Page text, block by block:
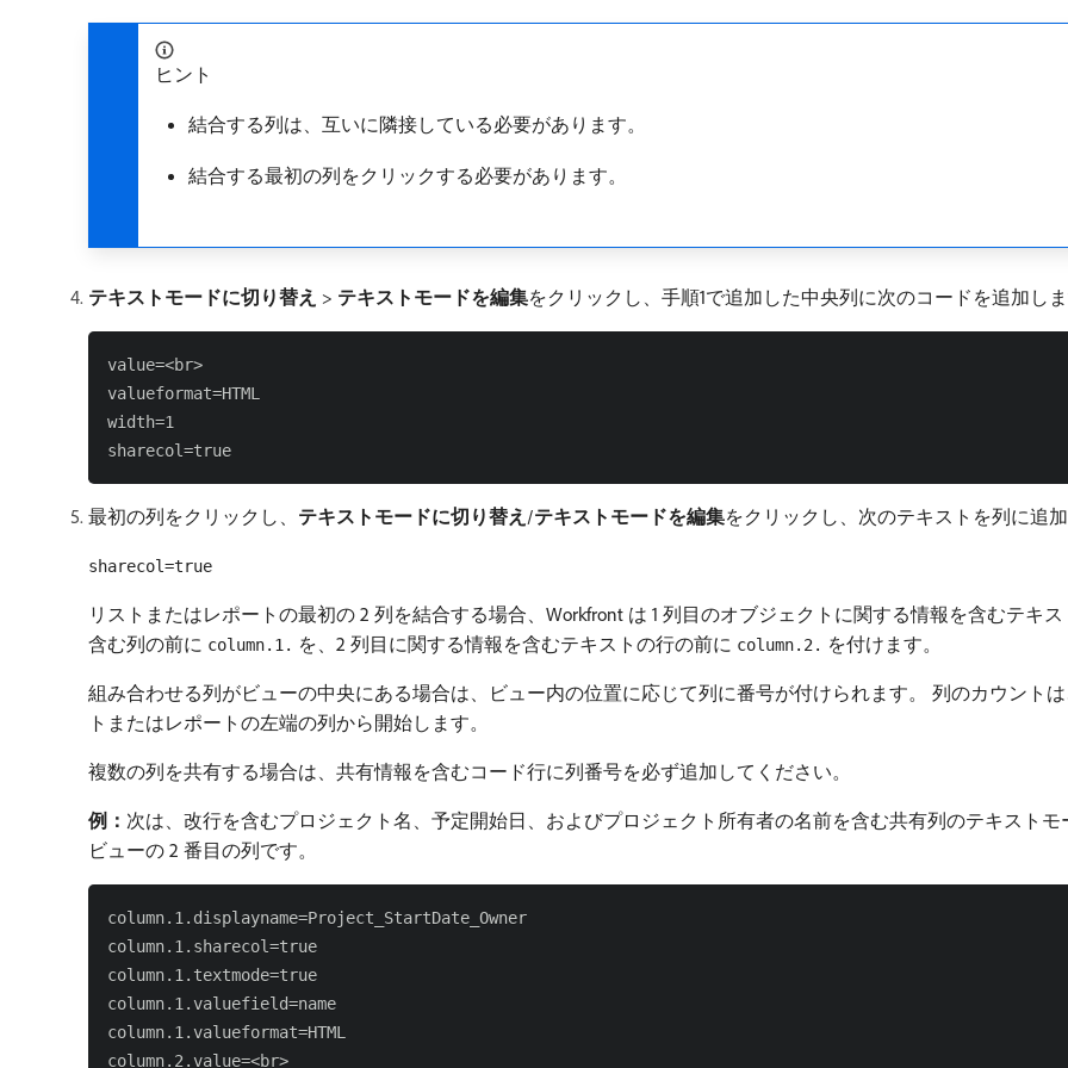
ヒント
結合する列は、互いに隣接している必要があります。
結合する最初の列をクリックする必要があります。
テキストモードに切り替え > テキストモードを編集をクリックし、手順1で追加した中央列に次のコードを追加しま
value=<br>
valueformat=HTML
width=1
最初の列をクリックし、 テキストモードに切り替え /テキストモードを編集をクリックし、次のテキストを列に追加
sharecol=true
リストまたはレポートの最初の 2 列を結合する場合、Workfront は 1 列目のオブジェクトに関する情報を含むテキ
含む列の前に column.1. を、2 列目に関する情報を含むテキストの行の前に column.2. を付けます。
組み合わせる列がビューの中央にある場合は、ビュー内の位置に応じて列に番号が付けられます。 列のカウントは
トまたはレポートの左端の列から開始します。
複数の列を共有する場合は、共有情報を含むコード行に列番号を必ず追加してください。
例： 次は、改行を含むプロジェクト名、予定開始日、およびプロジェクト所有者の名前を含む共有列のテキスト
ビューの 2 番目の列です。
column.1.displayname=Project_StartDate_Owner
column.1.sharecol=true
column.1.textmode=true
column.1.valuefield=name
column.1.valueformat=HTML
column.2.value=<br>